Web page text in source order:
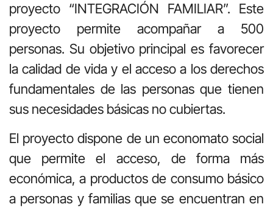
proyecto “INTEGRACIÓN FAMILIAR”. Este
proyecto permite acompañar a 500
personas. Su objetivo principal es favorecer
la calidad de vida y el acceso a los derechos
fundamentales de las personas que tienen
sus necesidades básicas no cubiertas.
El proyecto dispone de un economato social
que permite el acceso, de forma más
económica, a productos de consumo básico
a personas y familias que se encuentran en